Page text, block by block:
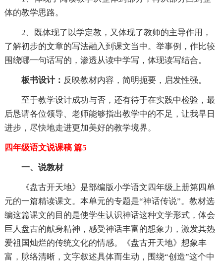
体的教学思路。
2、既体现了以学定教，又体现了教师的主导作用，
了解初步的文章的写法融入到课文当中。举事例，作比较
围绕哪一句话写的，渗透从读中学写，体现读写结合。
板书设计： 反映教材内容，简明扼要，启发性强。
至于教学设计成功与否，还有待于在实践中检验，最
后恳请各位领导、老师能够指出教学中的不足，让我早日
进步，尽快地走进更加美好的教学境界。
四年级语文说课稿 篇5
一、说教材
《盘古开天地》是部编版小学语文四年级上册第四单
元的一篇精读课文。本单元的专题是“神话传说”。教材选
编这篇课文的目的是使学生认识神话这种文学形式，体会
巨人盘古的献身精神，感受神话丰富的想象力，激发其热
爱祖国灿烂的传统文化的情感。《盘古开天地》想象丰
富，脉络清晰，文字叙述具体而生动，围绕“创造”这个中